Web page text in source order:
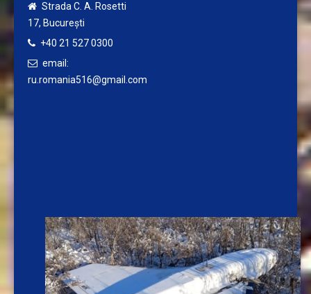
Strada C. A. Rosetti
17, București
+40 21 527 0300
email:
ru.romania516@gmail.com